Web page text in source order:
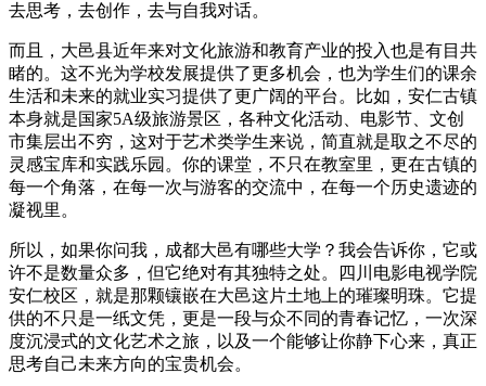
去思考，去创作，去与自我对话。
而且，大邑县近年来对文化旅游和教育产业的投入也是有目共
睹的。这不光为学校发展提供了更多机会，也为学生们的课余
生活和未来的就业实习提供了更广阔的平台。比如，安仁古镇
本身就是国家5A级旅游景区，各种文化活动、电影节、文创
市集层出不穷，这对于艺术类学生来说，简直就是取之不尽的
灵感宝库和实践乐园。你的课堂，不只在教室里，更在古镇的
每一个角落，在每一次与游客的交流中，在每一个历史遗迹的
凝视里。
所以，如果你问我，成都大邑有哪些大学？我会告诉你，它或
许不是数量众多，但它绝对有其独特之处。四川电影电视学院
安仁校区，就是那颗镶嵌在大邑这片土地上的璀璨明珠。它提
供的不只是一纸文凭，更是一段与众不同的青春记忆，一次深
度沉浸式的文化艺术之旅，以及一个能够让你静下心来，真正
思考自己未来方向的宝贵机会。